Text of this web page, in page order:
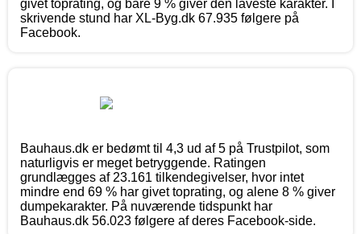
givet toprating, og bare 9 % giver den laveste karakter. I
skrivende stund har XL-Byg.dk 67.935 følgere på
Facebook.
Bauhaus.dk er bedømt til 4,3 ud af 5 på Trustpilot, som
naturligvis er meget betryggende. Ratingen
grundlægges af 23.161 tilkendegivelser, hvor intet
mindre end 69 % har givet toprating, og alene 8 % giver
dumpekarakter. På nuværende tidspunkt har
Bauhaus.dk 56.023 følgere af deres Facebook-side.